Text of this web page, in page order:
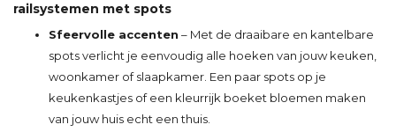
railsystemen met spots
Sfeervolle accenten – Met de draaibare en kantelbare
spots verlicht je eenvoudig alle hoeken van jouw keuken,
woonkamer of slaapkamer. Een paar spots op je
keukenkastjes of een kleurrijk boeket bloemen maken
van jouw huis echt een thuis.